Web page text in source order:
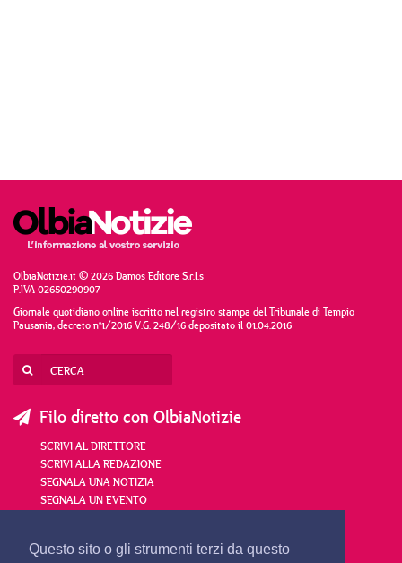
Questo sito o gli strumenti terzi da questo
OlbiaNotizie.it © 2026 Damos Editore S.r.l.s
P.IVA 02650290907
Giornale quotidiano online iscritto nel registro stampa del Tribunale di Tempio
Pausania, decreto n°1/2016 V.G. 248/16 depositato il 01.04.2016
Filo diretto con OlbiaNotizie
SCRIVI AL DIRETTORE
SCRIVI ALLA REDAZIONE
SEGNALA UNA NOTIZIA
SEGNALA UN EVENTO
redazione@olbianotizie.it